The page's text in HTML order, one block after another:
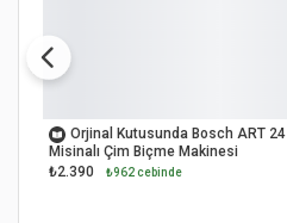
Orjinal Kutusunda Bosch ART 24
Misinalı Çim Biçme Makinesi
₺2.390
₺962 cebinde